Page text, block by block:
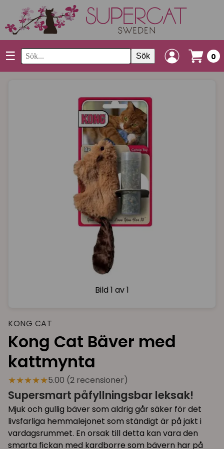
☰ Sök 0
Bild 1 av 1
KONG CAT
Kong Cat Bäver med
kattmynta
★★★★★5.00 (2 recensioner)
Supersmart påfyllningsbar leksak!
Mjuk och gullig bäver som aldrig går säker för det
livsfarliga hemmalejonet som ständigt är på jakt i
vardagsrummet. En orsak till detta kan vara den
smarta fickan med kardborre som bävern har på